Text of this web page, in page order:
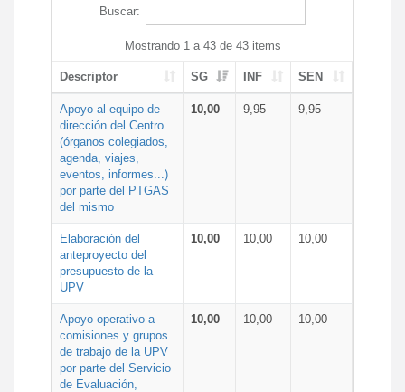
Buscar:
Mostrando 1 a 43 de 43 items
Descriptor SG INF SEN
Apoyo al equipo de
dirección del Centro
(órganos colegiados,
agenda, viajes,
eventos, informes...)
por parte del PTGAS
del mismo
10,00 9,95 9,95
Elaboración del
anteproyecto del
presupuesto de la
UPV
10,00 10,00 10,00
Apoyo operativo a
comisiones y grupos
de trabajo de la UPV
por parte del Servicio
de Evaluación,
10,00 10,00 10,00